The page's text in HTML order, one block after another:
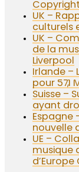
Copyright
UK –
culturels
UK –
de la
Liverpool
Irlande –
pour 57,1
Suisse –
ayant
Espagne
nouvelle
UE –
musique